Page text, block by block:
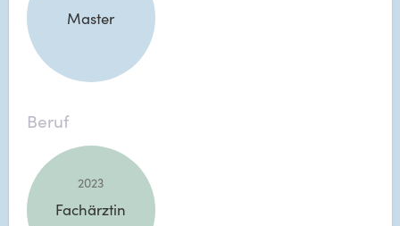
Master
Beruf
2023
Fachärztin